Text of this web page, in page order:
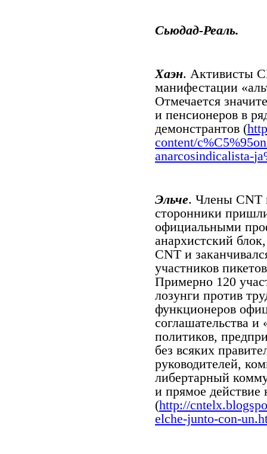
Сьюдад-Реаль.
Хаэн. Активисты
манифестации
Отмечается
и пенсионеров в
демонстрантов (
content/
anarcosindicalista-
Эльче. Члены CNT
сторонники
официальными
анархистский
CNT и
участников
Примерно 120
лозунги против
функционеров
соглашательства
политиков,
без всяких
руководителей,
либертарный
и прямое действие
(http://
elche-junto-con-